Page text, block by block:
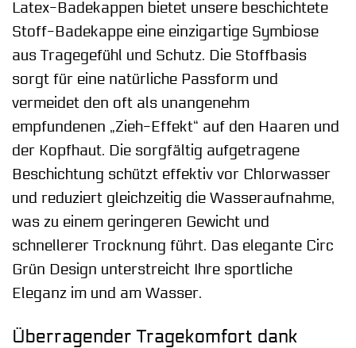
Latex-Badekappen bietet unsere beschichtete
Stoff-Badekappe eine einzigartige Symbiose
aus Tragegefühl und Schutz. Die Stoffbasis
sorgt für eine natürliche Passform und
vermeidet den oft als unangenehm
empfundenen „Zieh-Effekt“ auf den Haaren und
der Kopfhaut. Die sorgfältig aufgetragene
Beschichtung schützt effektiv vor Chlorwasser
und reduziert gleichzeitig die Wasseraufnahme,
was zu einem geringeren Gewicht und
schnellerer Trocknung führt. Das elegante Circ
Grün Design unterstreicht Ihre sportliche
Eleganz im und am Wasser.
Überragender Tragekomfort dank